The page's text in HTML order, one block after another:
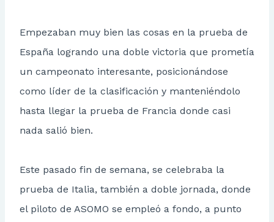
Empezaban muy bien las cosas en la prueba de
España logrando una doble victoria que prometía
un campeonato interesante, posicionándose
como líder de la clasificación y manteniéndolo
hasta llegar la prueba de Francia donde casi
nada salió bien.
Este pasado fin de semana, se celebraba la
prueba de Italia, también a doble jornada, donde
el piloto de ASOMO se empleó a fondo, a punto